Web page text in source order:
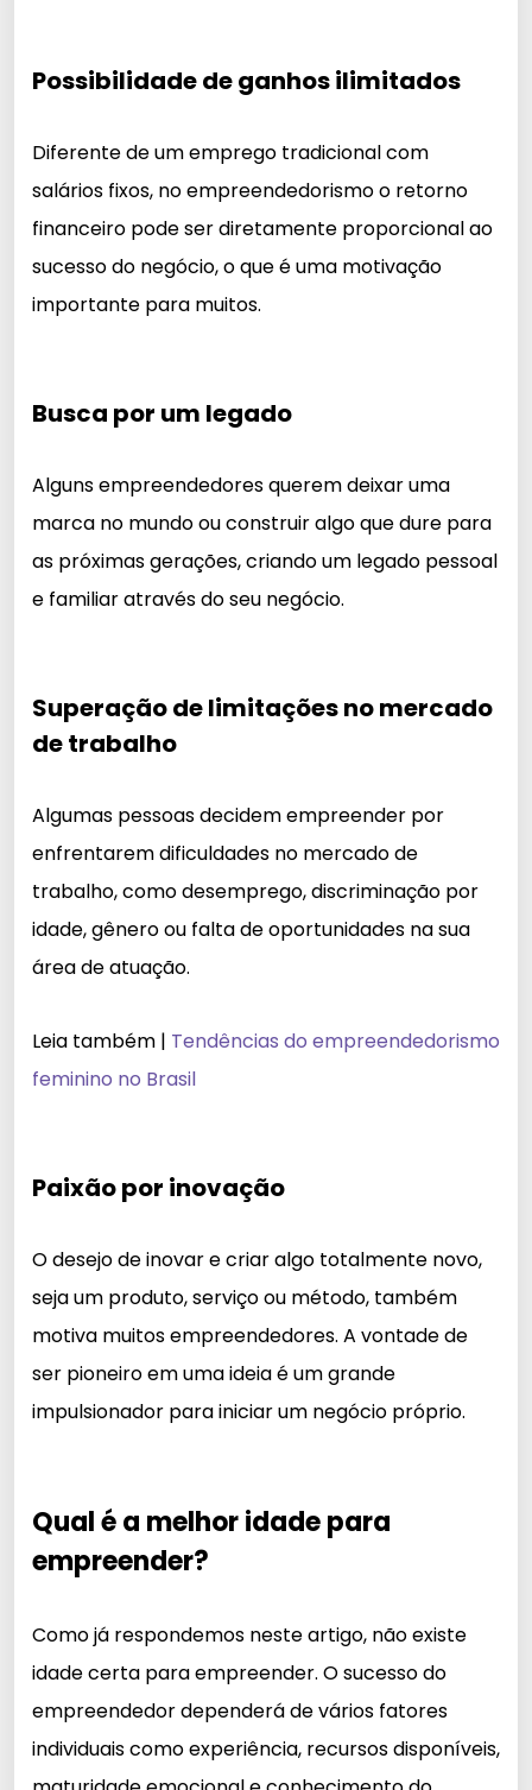
Possibilidade de ganhos ilimitados
Diferente de um emprego tradicional com
salários fixos, no empreendedorismo o retorno
financeiro pode ser diretamente proporcional ao
sucesso do negócio, o que é uma motivação
importante para muitos.
Busca por um legado
Alguns empreendedores querem deixar uma
marca no mundo ou construir algo que dure para
as próximas gerações, criando um legado pessoal
e familiar através do seu negócio.
Superação de limitações no mercado
de trabalho
Algumas pessoas decidem empreender por
enfrentarem dificuldades no mercado de
trabalho, como desemprego, discriminação por
idade, gênero ou falta de oportunidades na sua
área de atuação.
Leia também | Tendências do empreendedorismo
feminino no Brasil
Paixão por inovação
O desejo de inovar e criar algo totalmente novo,
seja um produto, serviço ou método, também
motiva muitos empreendedores. A vontade de
ser pioneiro em uma ideia é um grande
impulsionador para iniciar um negócio próprio.
Qual é a melhor idade para
empreender?
Como já respondemos neste artigo, não existe
idade certa para empreender. O sucesso do
empreendedor dependerá de vários fatores
individuais como experiência, recursos disponíveis,